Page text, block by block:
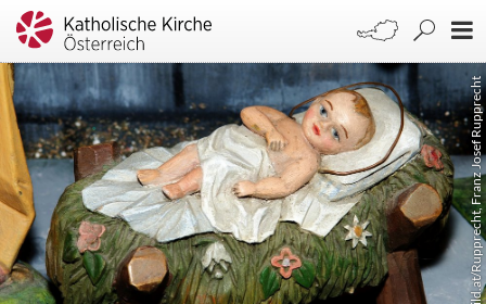
kathbild.at/Rupprecht, Franz Josef Rupprecht